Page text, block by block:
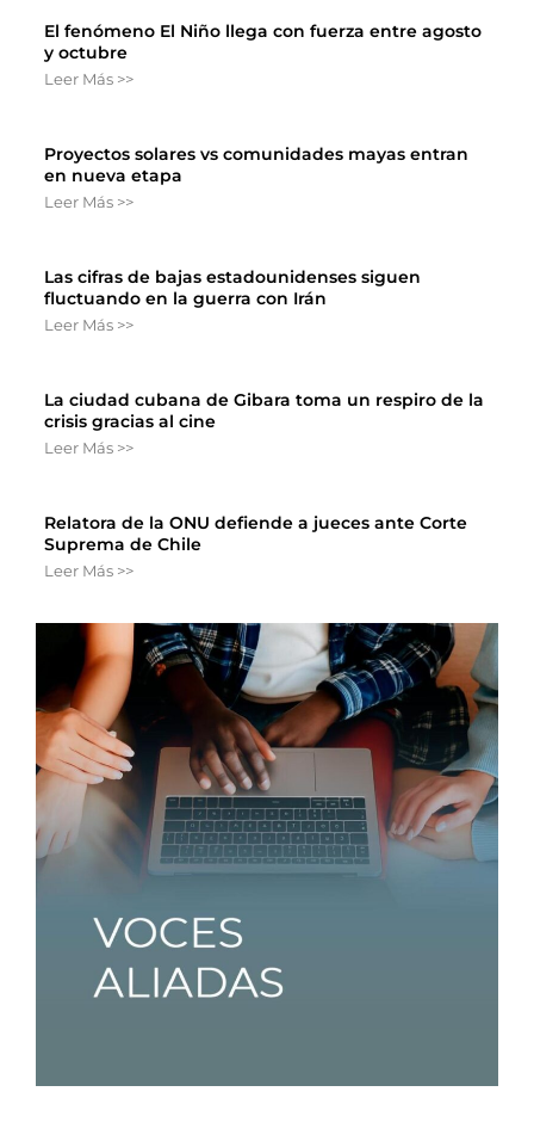
El fenómeno El Niño llega con fuerza entre agosto
y octubre
Leer Más >>
Proyectos solares vs comunidades mayas entran
en nueva etapa
Leer Más >>
Las cifras de bajas estadounidenses siguen
fluctuando en la guerra con Irán
Leer Más >>
La ciudad cubana de Gibara toma un respiro de la
crisis gracias al cine
Leer Más >>
Relatora de la ONU defiende a jueces ante Corte
Suprema de Chile
Leer Más >>